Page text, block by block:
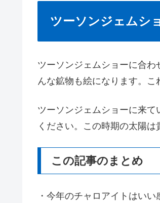
ツーソンジェムシ
ツーソンジェムショーに合
んな鉱物も絵になります。こ
ツーソンジェムショーに来
ください。この時期の太陽は
この記事のまとめ
・今年のチャロアイトはいい